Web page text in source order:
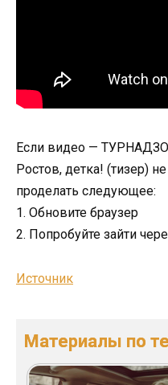
Если видео —
Ростов, детка! (тизер)
проделать следующее:
1. Обновите браузер
2. Попробуйте зайти
Источник
Материалы по